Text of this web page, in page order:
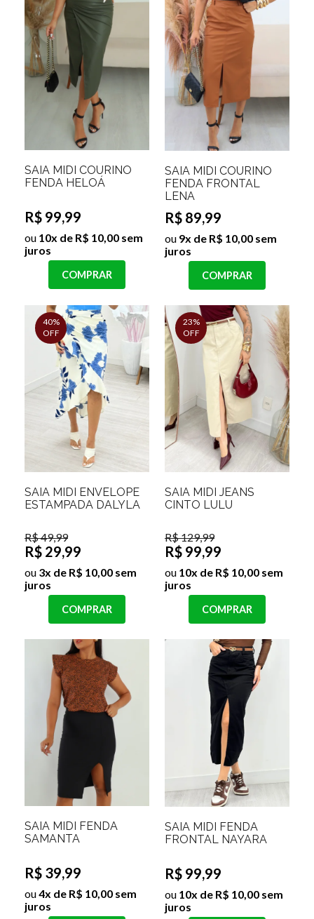
SAIA MIDI COURINO
FENDA HELOÁ
R$ 99,99
ou 10x de R$ 10,00 sem
juros
COMPRAR
SAIA MIDI COURINO
FENDA FRONTAL
LENA
R$ 89,99
ou 9x de R$ 10,00 sem
juros
COMPRAR
40%
OFF
SAIA MIDI ENVELOPE
ESTAMPADA DALYLA
R$ 49,99
R$ 29,99
ou 3x de R$ 10,00 sem
juros
COMPRAR
23%
OFF
SAIA MIDI JEANS
CINTO LULU
R$ 129,99
R$ 99,99
ou 10x de R$ 10,00 sem
juros
COMPRAR
SAIA MIDI FENDA
SAMANTA
R$ 39,99
ou4x de R$ 10,00 sem
juros
SAIA MIDI FENDA
FRONTAL NAYARA
R$ 99,99
ou 10x de R$ 10,00 sem
juros